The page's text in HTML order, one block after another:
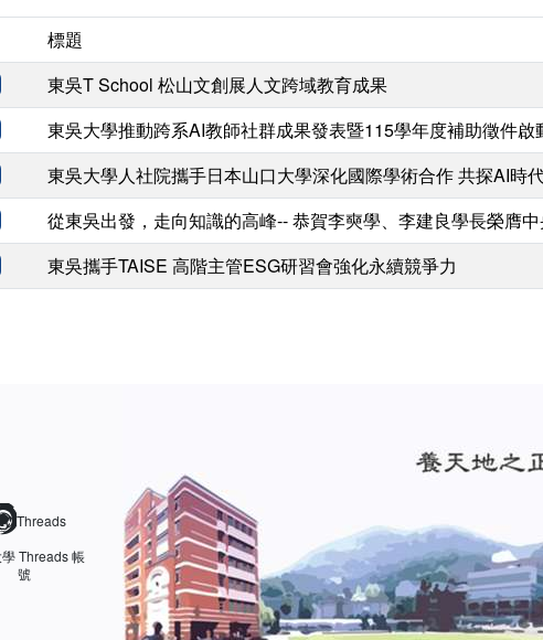
標題
東吳T School 松山文創展人文跨域教育成果
東吳大學推動跨系AI教師社群成果發表暨115學年度補助徵件啟
東吳大學人社院攜手日本山口大學深化國際學術合作 共探AI時
從東吳出發，走向知識的高峰-- 恭賀李奭學、李建良學長榮膺
東吳攜手TAISE 高階主管ESG研習會強化永續競爭力
Threads
Threads 帳
號